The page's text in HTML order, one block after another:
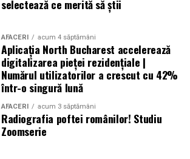
selectează ce merită să știi
AFACERI acum 4 săptămâni
Aplicația North Bucharest accelerează
digitalizarea pieței rezidențiale |
Numărul utilizatorilor a crescut cu 42%
într-o singură lună
AFACERI acum 3 săptămâni
Radiografia poftei românilor! Studiu
Zoomserie